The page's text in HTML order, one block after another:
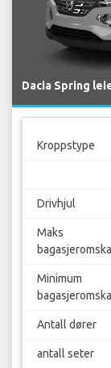
Dacia Spring
Kroppstype
Drivhjul
Maks
Minimum
Antall dører
antall seter